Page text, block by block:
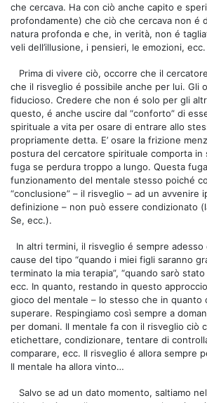
che cercava. Ha con ciò anche capito e
profondamente) che ciò che cercava non é
natura profonda e che, in verità, non é
veli dell’illusione, i pensieri, le emozioni, ecc.
Prima di vivere ciò, occorre che il
che il risveglio é possibile anche per lui. Gli
fiducioso. Credere che non é solo per gli
questo, é anche uscire dal “conforto” di
spirituale a vita per osare di entrare allo
propriamente detta. E’ osare la frizione
postura del cercatore spirituale comporta in
fuga se perdura troppo a lungo. Questa
funzionamento del mentale stesso poiché
“conclusione” – il risveglio – ad un avvenire
definizione – non può essere condizionato
Se, ecc.).
In altri termini, il risveglio é sempre
cause del tipo “quando i miei figli saranno
terminato la mia terapia”, “quando sarò
ecc. In quanto, restando in questo
gioco del mentale – lo stesso che in quanto
superare. Respingiamo così sempre a
per domani. Il mentale fa con il risveglio ciò
etichettare, condizionare, tentare di
comparare, ecc. Il risveglio é allora sempre
Il mentale ha allora vinto…
Salvo se ad un dato momento, saltiamo